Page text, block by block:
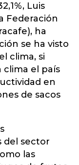
Luis
Federación
ha
se ha visto
clima, si
el país
en
de sacos
del sector
las